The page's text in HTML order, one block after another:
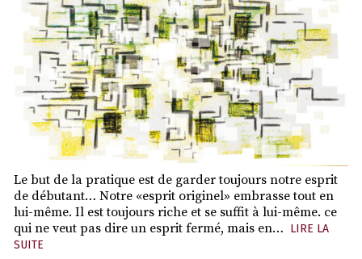
Le but de la pratique est de garder toujours notre esprit
de débutant… Notre «esprit originel» embrasse tout en
lui-même. Il est toujours riche et se suffit à lui-même. ce
qui ne veut pas dire un esprit fermé, mais en… LIRE LA
SUITE